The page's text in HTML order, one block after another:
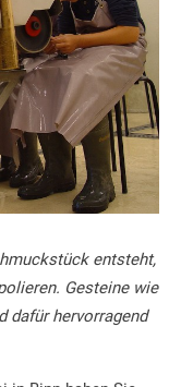
entsteht,
Gesteine wie
dafür hervorragend